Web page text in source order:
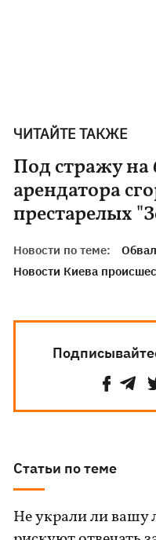
ЧИТАЙТЕ ТАКЖЕ
Под стражу на
арендатора
престарелых
Новости по теме:
Новости Киева
Статьи по теме
Не украли ли вашу